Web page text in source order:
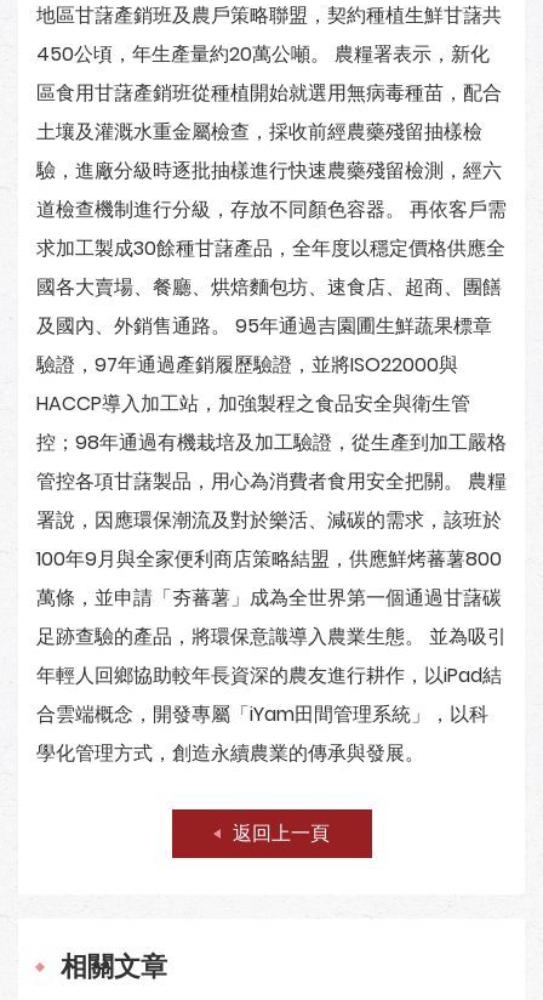
地區甘藷產銷班及農戶策略聯盟，契約種植生鮮甘藷共
450公頃，年生產量約20萬公噸。 農糧署表示，新化
區食用甘藷產銷班從種植開始就選用無病毒種苗，配合
土壤及灌溉水重金屬檢查，採收前經農藥殘留抽樣檢
驗，進廠分級時逐批抽樣進行快速農藥殘留檢測，經六
道檢查機制進行分級，存放不同顏色容器。 再依客戶需
求加工製成30餘種甘藷產品，全年度以穩定價格供應全
國各大賣場、餐廳、烘焙麵包坊、速食店、超商、團饍
及國內、外銷售通路。 95年通過吉園圃生鮮蔬果標章
驗證，97年通過產銷履歷驗證，並將ISO22000與
HACCP導入加工站，加強製程之食品安全與衛生管
控；98年通過有機栽培及加工驗證，從生產到加工嚴格
管控各項甘藷製品，用心為消費者食用安全把關。 農糧
署說，因應環保潮流及對於樂活、減碳的需求，該班於
100年9月與全家便利商店策略結盟，供應鮮烤蕃薯800
萬條，並申請「夯蕃薯」成為全世界第一個通過甘藷碳
足跡查驗的產品，將環保意識導入農業生態。 並為吸引
年輕人回鄉協助較年長資深的農友進行耕作，以iPad結
合雲端概念，開發專屬「iYam田間管理系統」，以科
學化管理方式，創造永續農業的傳承與發展。
返回上一頁
相關文章